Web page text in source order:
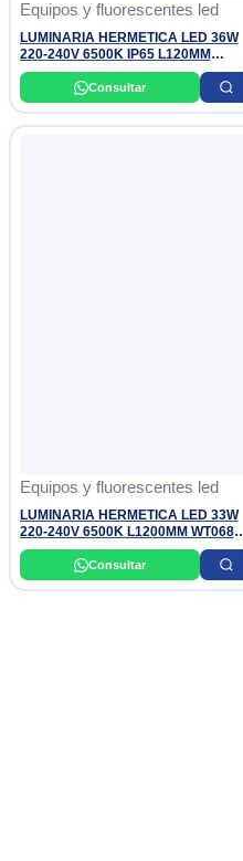
Equipos y fluorescentes led
LUMINARIA HERMETICA LED 36W
220-240V 6500K IP65 L120MM
WT066C FW PHILIPS
Consultar
Equipos y fluorescentes led
LUMINARIA HERMETICA LED 33W
220-240V 6500K L1200MM WT068C
WATERPROOF G3 PHILIPS
Consultar